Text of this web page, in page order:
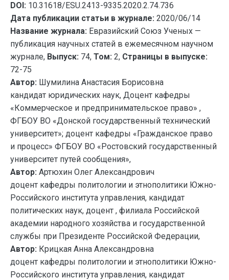
DOI: 10.31618/ESU.2413-9335.2020.2.74.736
Дата публикации статьи в журнале: 2020/06/14
Название журнала: Евразийский Союз Ученых —
публикация научных статей в ежемесячном научном
журнале, Выпуск: 74, Том: 2, Страницы в выпуске:
72-75
Автор: Шумилина Анастасия Борисовна
кандидат юридических наук, Доцент кафедры
«Коммерческое и предпринимательское право» ,
ФГБОУ ВО «Донской государственный технический
университет»; доцент кафедры «Гражданское право
и процесс» ФГБОУ ВО «Ростовский государственный
университет путей сообщения»,
Автор: Артюхин Олег Александрович
доцент кафедры политологии и этнополитики Южно-
Российского института управления, кандидат
политических наук, доцент , филиала Российской
академии народного хозяйства и государственной
службы при Президенте Российской Федерации,
Автор: Крицкая Анна Александровна
доцент кафедры политологии и этнополитики Южно-
Российского института управления, кандидат